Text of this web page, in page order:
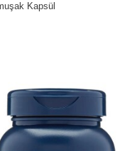
Kapsül